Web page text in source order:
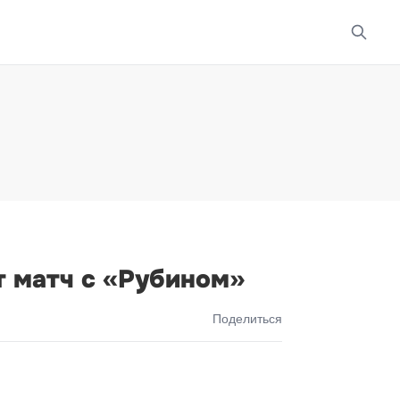
матч с «Рубином»
Поделиться